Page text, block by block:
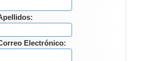
Electrónico: